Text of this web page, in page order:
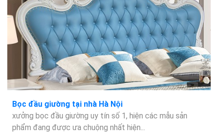
Bọc đầu giường tại nhà Hà Nội
xưởng bọc đầu giường uy tín số 1, hiện các mẫu sản
phẩm đang được ưa chuộng nhất hiện...